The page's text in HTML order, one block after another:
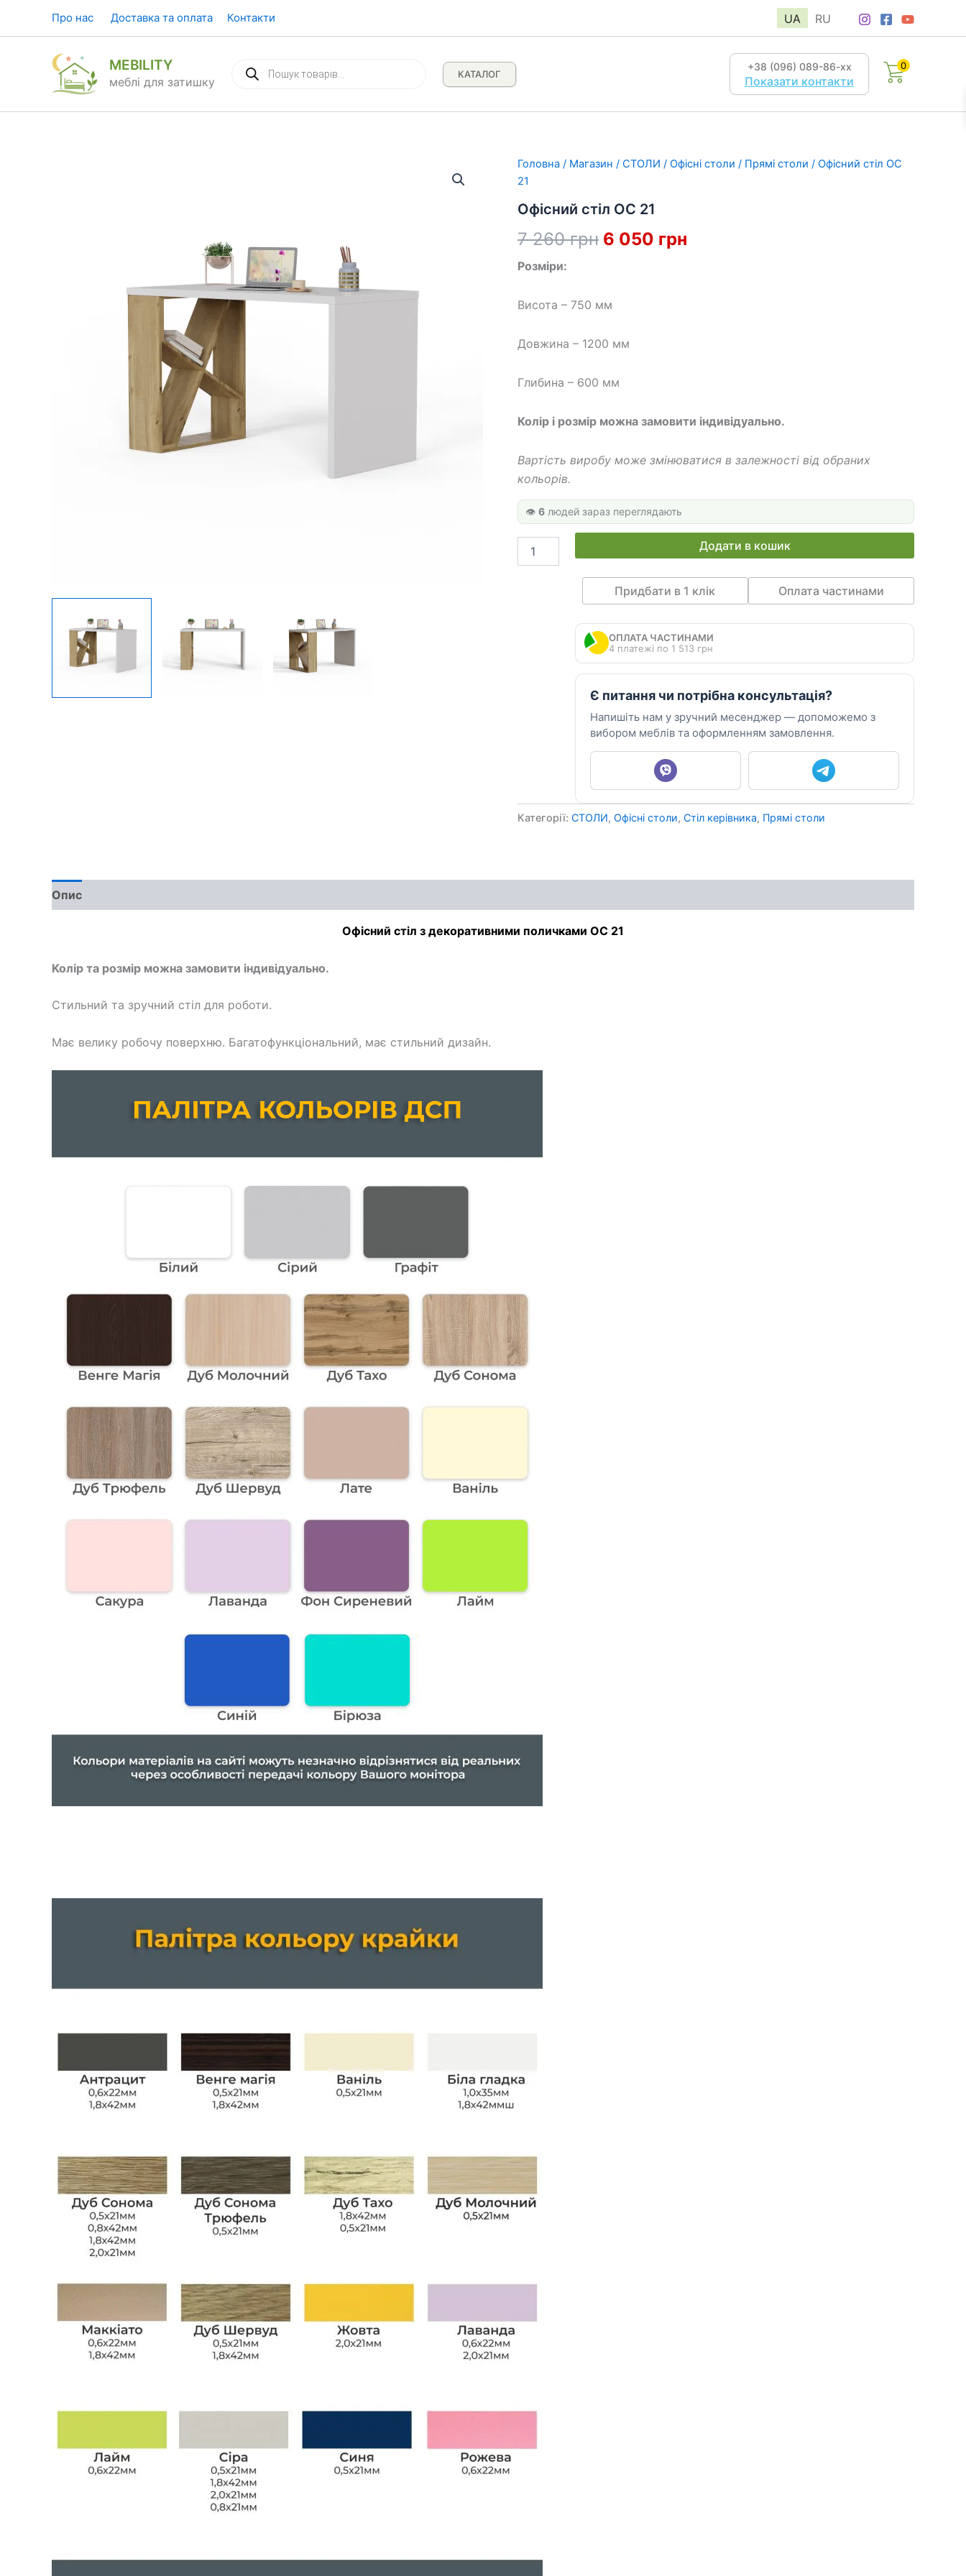
Про нас Доставка та оплата Контакти UA RU
MEBILITY
меблі для затишку
Пошук
товарів
КАТАЛОГ
+38 (096) 089-86-хх
Показати контакти
0
Головна / Магазин / СТОЛИ / Офісні столи / Прямі столи / Офісний стіл ОС
21
Офісний стіл ОС 21
7 260грн Оригінальна
6 050 грн
Розміри:
Висота – 750 мм
Довжина – 1200 мм
Глибина – 600 мм
Колір і розмір можна замовити індивідуально.
Вартість виробу може змінюватися в залежності від обраних
кольорів.
👁️ 6 людей зараз переглядають
стіл
Додати в кошик
Придбати в 1 клік Оплата частинами
ОПЛАТА ЧАСТИНАМИ
4 платежі по 1 513 грн
Є питання чи потрібна консультація?
Напишіть нам у зручний месенджер — допоможемо з
вибором меблів та оформленням замовлення.
Категорії: СТОЛИ, Офісні столи, Стіл керівника, Прямі столи
Опис
Офісний стіл з декоративними поличками ОС 21
Колір та розмір можна замовити індивідуально.
Стильний та зручний стіл для роботи.
Має велику робочу поверхню. Багатофункціональний, має стильний дизайн.